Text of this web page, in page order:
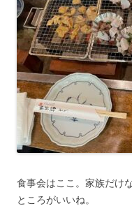
食事会はここ。家族だけ
ところがいいね。